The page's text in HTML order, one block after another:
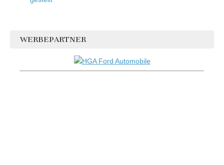
WERBEPARTNER